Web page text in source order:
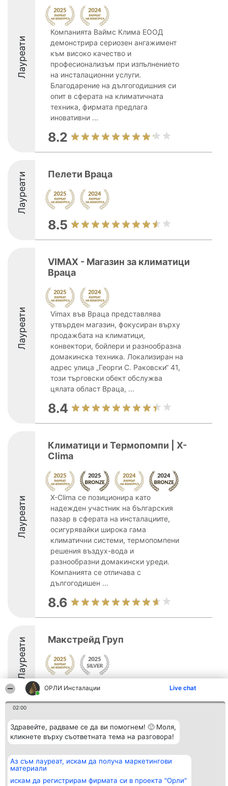
ОРЛИ Инсталации Live chat
02:00
Здравейте, радваме се да ви помогнем! 🙂 Моля,
кликнете върху съответната тема на разговора!
Аз съм лауреат, искам да получа маркетингови
материали
искам да регистрирам фирмата си в проекта "Орли"
Лауреати
Компанията Ваймс Клима EООД
демонстрира сериозен ангажимент
към високо качество и
професионализъм при изпълнението
на инсталационни услуги.
Благодарение на дългогодишния си
опит в сферата на климатичната
техника, фирмата предлага
иновативни ...
8.2
Лауреати Пелети Враца
8.5
Лауреати
VIMAX - Магазин за климатици
Враца
Vimax във Враца представлява
утвърден магазин, фокусиран върху
продажбата на климатици,
конвектори, бойлери и разнообразна
домакинска техника. Локализиран на
адрес улица „Георги С. Раковски“ 41,
този търговски обект обслужва
цялата област Враца, ...
8.4
Лауреати
Климатици и Термопомпи | X-
Clima
X-Clima се позиционира като
надежден участник на българския
пазар в сферата на инсталациите,
осигурявайки широка гама
климатични системи, термопомпени
решения въздух-вода и
разнообразни домакински уреди.
Компанията се отличава с
дългогодишен ...
8.6
Лауреати Макстрейд Груп
8.7
Организатор на
класиране
Beautiful Company S.R.L.
Sus Nr. 2, Bl. A30, Sc. A, Et.
4, Ap. 13
București 53-238
CUI 36737675
Класация
Списък на
победители
Правила
Политика за
Контакти